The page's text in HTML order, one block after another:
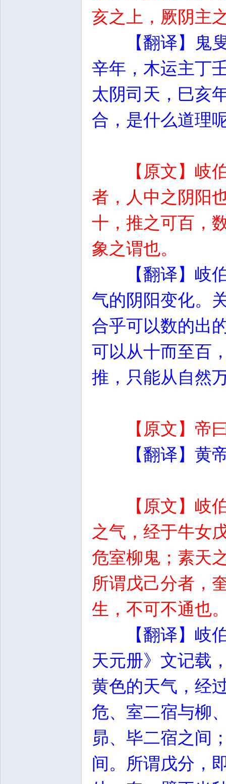
亥之上，厥阴主
【翻译】鬼
辛年，木运主丁
太阴司天，巳亥
合，是什么道理
【原文】岐
者，人中之阴阳
十，推之可百，
象之谓也。
【翻译】岐
气的阴阳变化。
合乎可以数的出
可以从十而至百
推，只能从自然
【原文】帝
【翻译】黄
【原文】岐
之气，经于牛女
危室柳鬼；素天
所谓戊己分者，
生，不可不通也
【翻译】岐
天元册》文记载
黄色的天气，经
危、室二宿与柳
昴、毕二宿之间
间。所谓戊分，